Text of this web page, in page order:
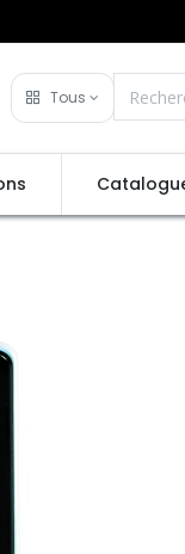
Tous